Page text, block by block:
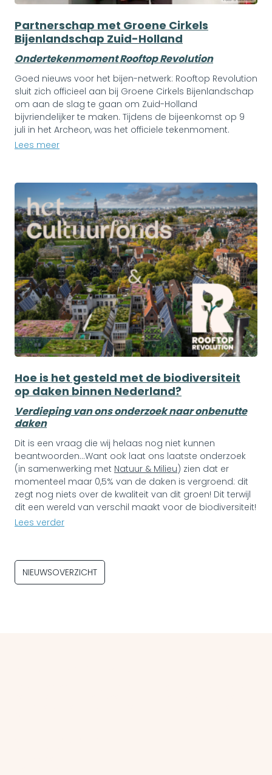
Partnerschap met Groene Cirkels
Bijenlandschap Zuid-Holland
Ondertekenmoment Rooftop Revolution
Goed nieuws voor het bijen-netwerk: Rooftop Revolution
sluit zich officieel aan bij Groene Cirkels Bijenlandschap
om aan de slag te gaan om Zuid-Holland
bijvriendelijker te maken. Tijdens de bijeenkomst op 9
juli in het Archeon, was het officiele tekenmoment.
Lees meer
Hoe is het gesteld met de biodiversiteit
op daken binnen Nederland?
Verdieping van ons onderzoek naar onbenutte
daken
Dit is een vraag die wij helaas nog niet kunnen
beantwoorden...Want ook laat ons laatste onderzoek
(in samenwerking met Natuur & Milieu) zien dat er
momenteel maar 0,5% van de daken is vergroend: dit
zegt nog niets over de kwaliteit van dit groen! Dit terwijl
dit een wereld van verschil maakt voor de biodiversiteit!
Lees verder
NIEUWSOVERZICHT